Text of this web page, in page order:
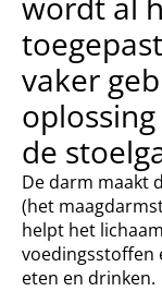
vaker
de
De darm maakt
(het
helpt het
voedingsstoffen
eten en drinken.